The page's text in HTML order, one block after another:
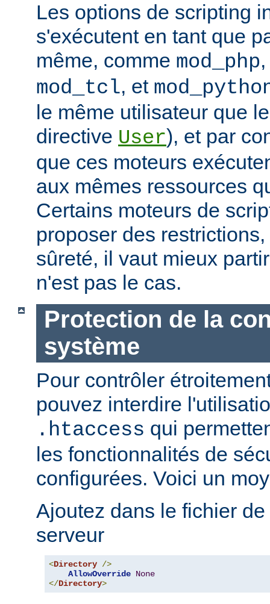
Les options de scripting
s'exécutent en tant que
même, comme mod_php
mod_tcl, et
le même utilisateur que
directive User), et par
que ces moteurs
aux mêmes ressources
Certains moteurs de
proposer des
sûreté, il vaut mieux
n'est pas le cas.
Protection de la
système
Pour contrôler
pouvez interdire
.htaccess qui
les fonctionnalités de
configurées. Voici un
Ajoutez dans le fichier
serveur
<Directory />
AllowOverride None
</Directory>